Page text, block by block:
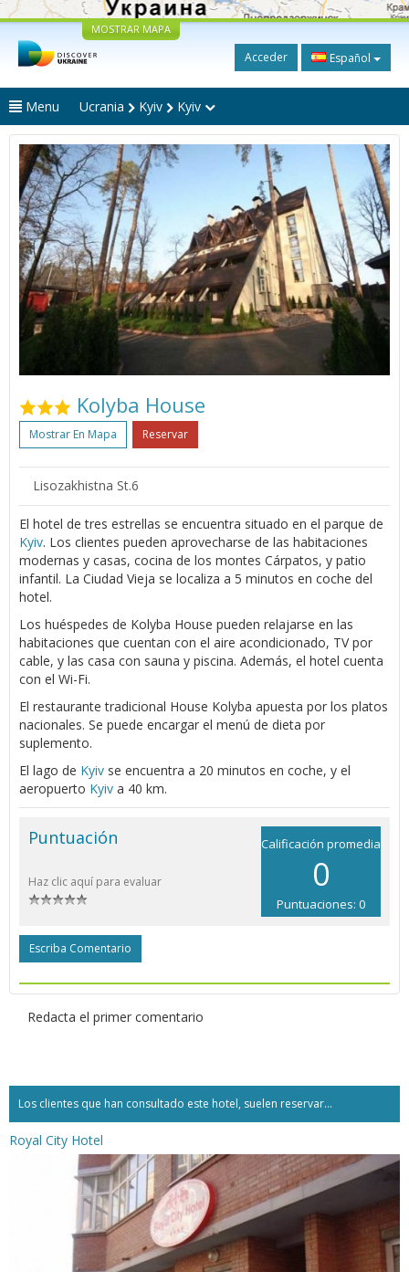
MOSTRAR MAPA
Acceder Español
Menu Ucrania Kyiv Kyiv
Kolyba House
Mostrar En Mapa Reservar
Lisozakhistna St.6
El hotel de tres estrellas se encuentra situado en el parque de
Kyiv. Los clientes pueden aprovecharse de las habitaciones
modernas y casas, cocina de los montes Cárpatos, y patio
infantil. La Ciudad Vieja se localiza a 5 minutos en coche del
hotel.
Los huéspedes de Kolyba House pueden relajarse en las
habitaciones que cuentan con el aire acondicionado, TV por
cable, y las casa con sauna y piscina. Además, el hotel cuenta
con el Wi-Fi.
El restaurante tradicional House Kolyba apuesta por los platos
nacionales. Se puede encargar el menú de dieta por
suplemento.
El lago de Kyiv se encuentra a 20 minutos en coche, y el
aeropuerto Kyiv a 40 km.
Calificación promedia
0
Puntuaciones: 0
Puntuación
Haz clic aquí para evaluar
Escriba Comentario
Redacta el primer comentario
Los clientes que han consultado este hotel, suelen reservar...
Royal City Hotel